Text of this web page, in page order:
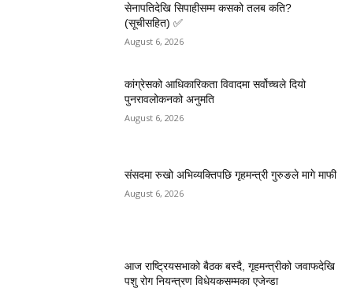
सेनापतिदेखि सिपाहीसम्म कसको तलब कति?
(सूचीसहित) ✅
August 6, 2026
कांग्रेसको आधिकारिकता विवादमा सर्वोच्चले दियो
पुनरावलोकनको अनुमति
August 6, 2026
संसदमा रुखो अभिव्यक्तिपछि गृहमन्त्री गुरुङले मागे माफी
August 6, 2026
आज राष्ट्रियसभाको बैठक बस्दै, गृहमन्त्रीको जवाफदेखि
पशु रोग नियन्त्रण विधेयकसम्मका एजेन्डा